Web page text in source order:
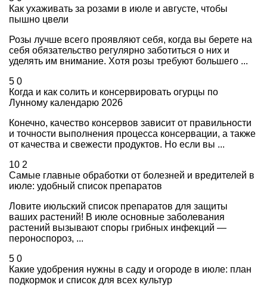
Как ухаживать за розами в июле и августе, чтобы
пышно цвели
Розы лучше всего проявляют себя, когда вы берете на
себя обязательство регулярно заботиться о них и
уделять им внимание. Хотя розы требуют большего ...
5 0
Когда и как солить и консервировать огурцы по
Лунному календарю 2026
Конечно, качество консервов зависит от правильности
и точности выполнения процесса консервации, а также
от качества и свежести продуктов. Но если вы ...
10 2
Самые главные обработки от болезней и вредителей в
июле: удобный список препаратов
Ловите июльский список препаратов для защиты
ваших растений! В июле основные заболевания
растений вызывают споры грибных инфекций —
пероноспороз, ...
5 0
Какие удобрения нужны в саду и огороде в июле: план
подкормок и список для всех культур